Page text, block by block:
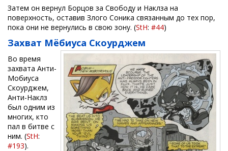
Затем он вернул Борцов за Свободу и Наклза на
поверхность, оставив Злого Соника связанным до тех пор,
пока они не вернулись в свою зону. (StH: #44)
Захват Мёбиуса Скоурджем
Во время
захвата Анти-
Мобиуса
Скоурджем,
Анти-Наклз
был одним из
многих, кто
пал в битве с
ним. (StH:
#193).